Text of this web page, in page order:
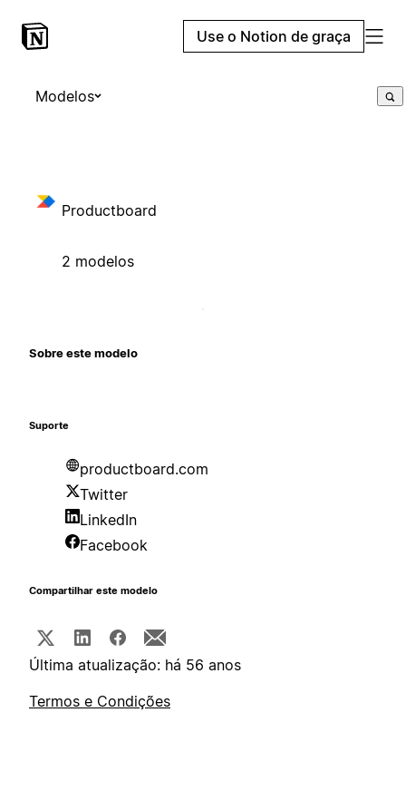
Use o Notion de graça
Modelos
Productboard
2 modelos
Sobre este modelo
Suporte
productboard.com
Twitter
LinkedIn
Facebook
Compartilhar este modelo
Última atualização: há 56 anos
Termos e Condições